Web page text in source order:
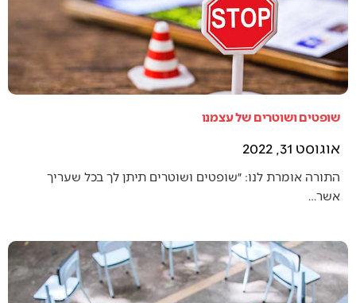
שופטים ושוטרים של עצמנו
אוגוסט 31, 2022
התורה אומרת לנו: ״שופטים ושוטרים תיתן לך בכל שעריך
אשר…